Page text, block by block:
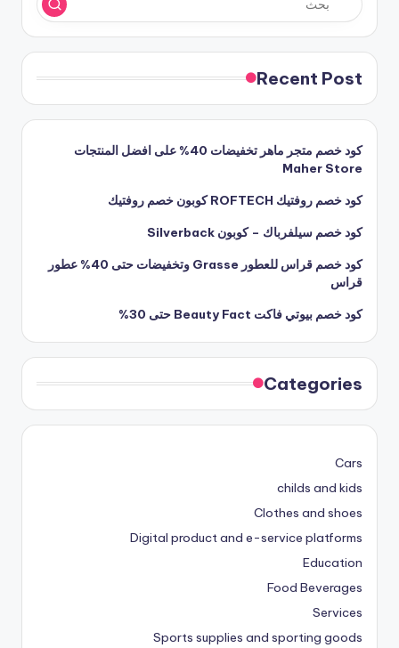
Recent Post
كود خصم متجر ماهر تخفيضات 40% على افضل المنتجات
Maher Store
كود خصم روفتيك ROFTECH كوبون خصم روفتيك
كود خصم سيلفرباك – كوبون Silverback
كود خصم قراس للعطور Grasse وتخفيضات حتى 40% عطور
قراس
كود خصم بيوتي فاكت Beauty Fact حتى 30%
Categories
Cars
childs and kids
Clothes and shoes
Digital product and e-service platforms
Education
Food Beverages
Services
Sports supplies and sporting goods